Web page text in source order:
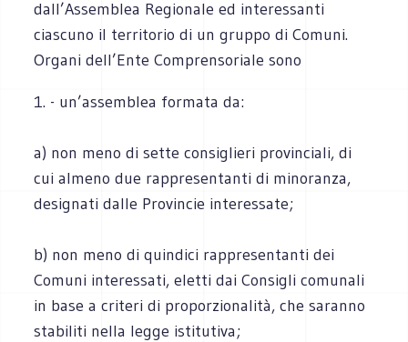
dall’Assemblea Regionale ed interessanti
ciascuno il territorio di un gruppo di Comuni.
Organi dell’Ente Comprensoriale sono
1. - un’assemblea formata da:
a) non meno di sette consiglieri provinciali, di
cui almeno due rappresentanti di minoranza,
designati dalle Provincie interessate;
b) non meno di quindici rappresentanti dei
Comuni interessati, eletti dai Consigli comunali
in base a criteri di proporzionalità, che saranno
stabiliti nella legge istitutiva;